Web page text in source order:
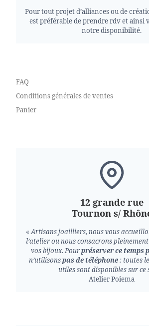
Pour tout projet d’alliances ou de
est préférable de prendre rdv et ainsi
notre disponibilité.
FAQ
Conditions générales de ventes
Panier
12 grande rue
Tournon s/
«Artisans joailliers, nous vous
l’atelier ou nous consacrons
vos bijoux. Pourpréserver ce temps
n’utilisonspas de téléphone: toutes
utiles sont disponibles sur ce
Atelier Poiema